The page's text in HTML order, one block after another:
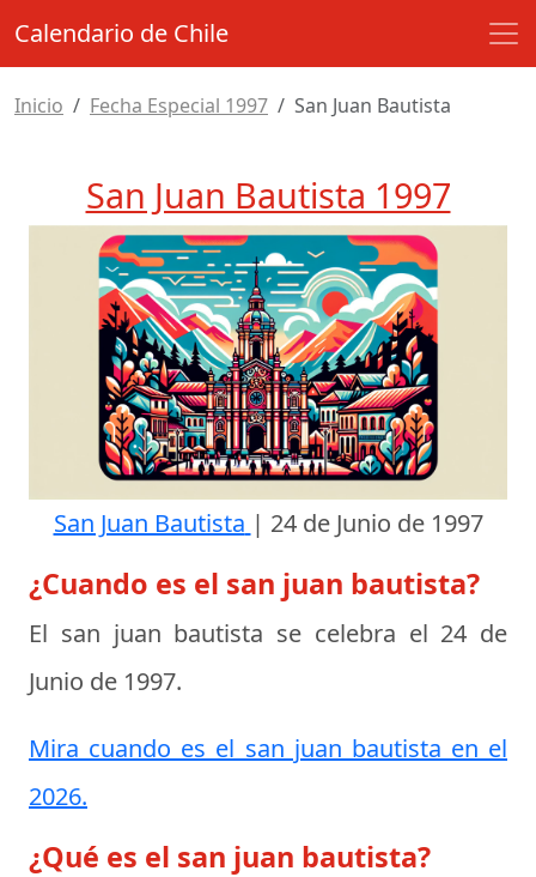
Calendario de Chile
Inicio Fecha Especial 1997 San Juan Bautista
San Juan Bautista 1997
San Juan Bautista | 24 de Junio de 1997
¿Cuando es el san juan bautista?
El san juan bautista se celebra el 24 de
Junio de 1997.
Mira cuando es el san juan bautista en el
2026.
¿Qué es el san juan bautista?